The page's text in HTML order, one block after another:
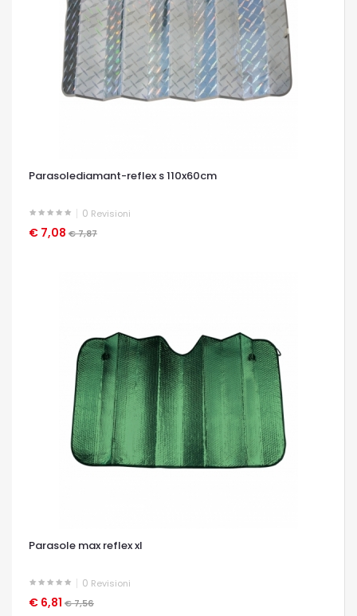
Parasolediamant-reflex s 110x60cm
0 Revisioni
€ 7,08 € 7,87
OCCHIATA VELOCE
Parasole max reflex xl
0 Revisioni
€ 6,81 € 7,56
OCCHIATA VELOCE